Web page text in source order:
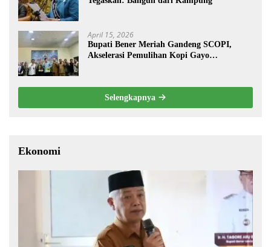
April 15, 2026
Bupati Bener Meriah Gandeng SCOPI,
Akselerasi Pemulihan Kopi Gayo
Selengkapnya
Ekonomi